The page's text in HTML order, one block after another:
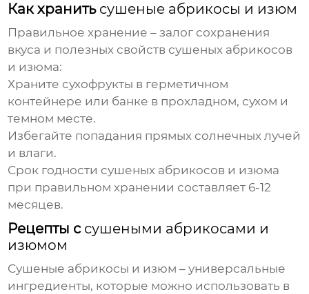
Как хранить сушеные абрикосы и изюм
Правильное хранение – залог сохранения
вкуса и полезных свойств сушеных абрикосов
и изюма:
Храните сухофрукты в герметичном
контейнере или банке в прохладном, сухом и
темном месте.
Избегайте попадания прямых солнечных лучей
и влаги.
Срок годности сушеных абрикосов и изюма
при правильном хранении составляет 6-12
месяцев.
Рецепты с сушеными абрикосами и
изюмом
Сушеные абрикосы и изюм – универсальные
ингредиенты, которые можно использовать в